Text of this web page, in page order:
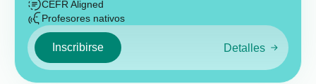
CEFR Aligned
Profesores nativos
Inscribirse Detalles